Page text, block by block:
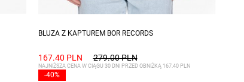
BLUZA Z KAPTUREM BOR RECORDS
167.40 PLN 279.00 PLN
-40%
NAJNIŻSZA CENA W CIĄGU 30 DNI PRZED OBNIŻKĄ 167.40 PLN